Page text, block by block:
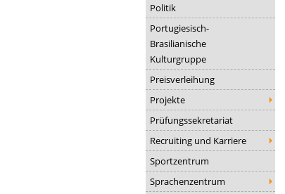
Politik
Portugiesisch-
Brasilianische
Kulturgruppe
Preisverleihung
Projekte
Prüfungssekretariat
Recruiting und Karriere
Sportzentrum
Sprachenzentrum